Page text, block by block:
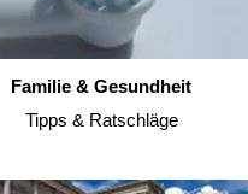
Familie & Gesundheit
Tipps & Ratschläge